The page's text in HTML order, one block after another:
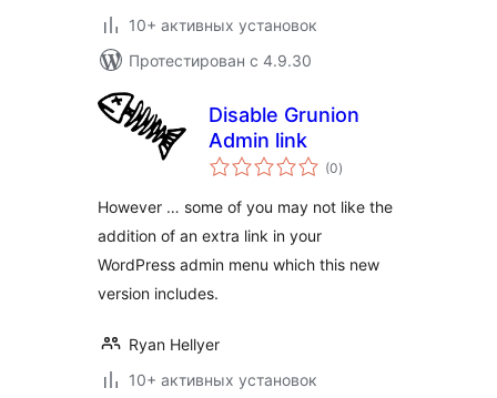
10+ активных установок
Протестирован с 4.9.30
Disable Grunion
Admin link
(0общий
рейтинг
)
However … some of you may not like the
addition of an extra link in your
WordPress admin menu which this new
version includes.
Ryan Hellyer
10+ активных установок